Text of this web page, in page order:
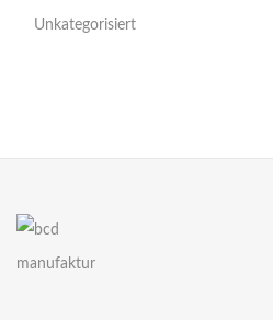
Unkategorisiert